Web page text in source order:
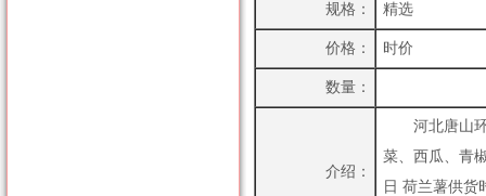
规格： 精选
价格： 时价
数量：
介绍：
河北唐山环
菜、西瓜、青
日 荷兰薯供货